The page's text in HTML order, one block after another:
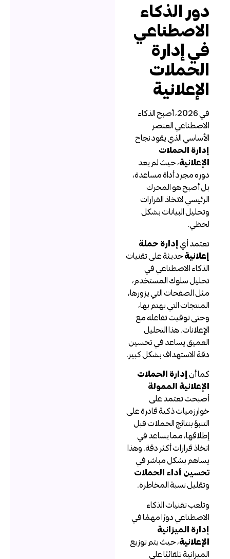
دور الذكاء
الاصطناعي
في إدارة
الحملات
الإعلانية
في 2026، أصبح الذكاء
الاصطناعي العنصر
الأساسي الذي يقود نجاح
إدارة الحملات
الإعلانية، حيث لم يعد
دوره مجرد أداة مساعدة،
بل أصبح هو المحرك
الرئيسي لاتخاذ القرارات
وتحليل البيانات بشكل
لحظي.
تعتمد أيإدارة حملة
إعلانيةحديثة على تقنيات
الذكاء الاصطناعي في
تحليل سلوك المستخدم،
مثل الصفحات التي يزورها،
المنتجات التي يهتم بها،
وحتى توقيت تفاعله مع
الإعلانات. هذا التحليل
العميق يساعد في تحسين
دقة الاستهداف بشكل كبير.
كما أنإدارة الحملات
الإعلانية الممولة
أصبحت تعتمد على
خوارزميات ذكية قادرة على
التنبؤ بنتائج الحملات قبل
إطلاقها، مما يساعد في
اتخاذ قرارات أكثر دقة. وهذا
يساهم بشكل مباشر في
تحسين أداء الحملات
وتقليل نسبة المخاطرة.
وتلعب تقنيات الذكاء
الاصطناعي دورًا مهمًا في
إدارة الميزانية
الإعلانية، حيث يتم توزيع
الميزانية تلقائيًا على